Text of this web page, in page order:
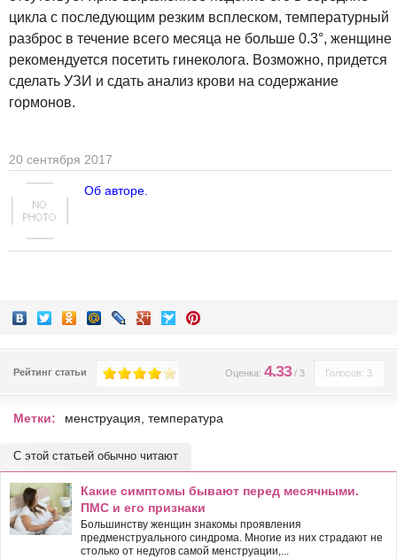
цикла с последующим резким всплеском, температурный
разброс в течение всего месяца не больше 0.3°, женщине
рекомендуется посетить гинеколога. Возможно, придется
сделать УЗИ и сдать анализ крови на содержание
гормонов.
20 сентября 2017
Об авторе.
Рейтинг статьи Голосов: 3
Оценка: 4.33/ 3
Метки: менструация, температура
С этой статьей обычно читают
Какие симптомы бывают перед месячными.
ПМС и его признаки
Большинству женщин знакомы проявления
предменструального синдрома. Многие из них страдают не
столько от недугов самой менструации,...